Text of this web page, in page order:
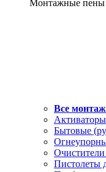
Монтажные пены
Все
Бытовые
Пистолеты